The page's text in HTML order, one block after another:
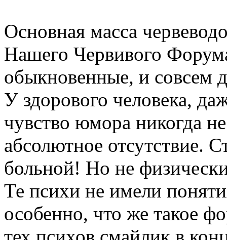
Основная масса
Нашего Червивого
обыкновенные, и совсем
У здорового человека,
чувство юмора никогда
абсолютное отсутствие.
больной! Но не
Те психи не имели
особенно, что же такое